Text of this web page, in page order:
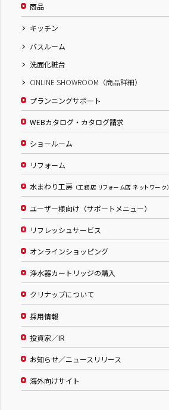
商品
キッチン
バスルーム
洗面化粧台
ONLINE SHOWROOM（商品詳細）
プランニングサポート
WEBカタログ・カタログ請求
ショールーム
リフォーム
水まわり工房 （工務店 リフォーム店 ネットワーク）
ユーザー様向け（サポートメニュー）
リフレッシュサービス
オンラインショッピング
浄水器カートリッジの購入
クリナップについて
採用情報
投資家／IR
お知らせ／ニュースリリース
海外向けサイト